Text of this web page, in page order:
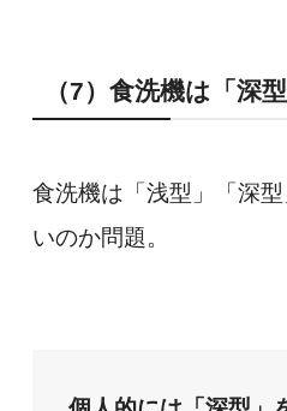
（7）食洗機は「深
食洗機は「浅型」「深
いのか問題。